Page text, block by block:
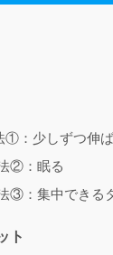
①：少しずつ伸ば
②：眠る
③：集中できる
ト